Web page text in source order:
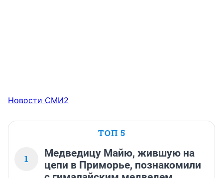
Новости СМИ2
ТОП 5
1
Медведицу Майю, жившую на
цепи в Приморье, познакомили